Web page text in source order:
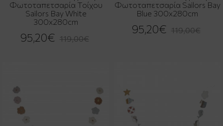
Φωτοταπετσαρία Τοίχου
Sailors Bay White
300x280cm
95,20€ 119,00€
Φωτοταπετσαρία Sailors Bay
Blue 300x280cm
95,20€ 119,00€